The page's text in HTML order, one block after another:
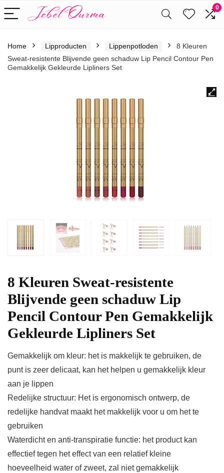
0
Home Lipproducten Lippenpotloden
8 Kleuren
Sweat-resistente Blijvende geen schaduw Lip Pencil Contour Pen
Gemakkelijk Gekleurde Lipliners Set
8 Kleuren Sweat-resistente
Blijvende geen schaduw Lip
Pencil Contour Pen Gemakkelijk
Gekleurde Lipliners Set
Gemakkelijk om kleur: het is makkelijk te gebruiken, de
punt is zeer delicaat, kan het helpen u gemakkelijk kleur
aan je lippen
Redelijke structuur: Het is ergonomisch ontwerp, de
redelijke handvat maakt het makkelijk voor u om het te
gebruiken
Waterdicht en anti-transpiratie functie: het product kan
effectief tegen het effect van een relatief kleine
hoeveelheid water of zweet, zal niet gemakkelijk